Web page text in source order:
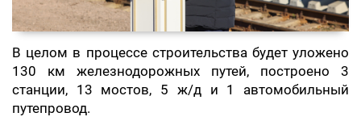
В целом в процессе строительства будет уложено
130 км железнодорожных путей, построено 3
станции, 13 мостов, 5 ж/д и 1 автомобильный
путепровод.